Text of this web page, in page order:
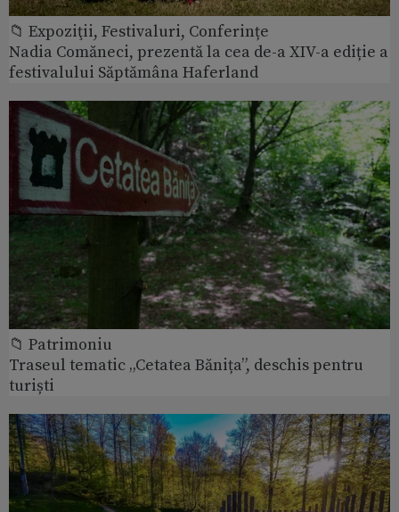
📁 Expoziţii, Festivaluri, Conferințe
Nadia Comăneci, prezentă la cea de-a XIV-a ediție a
festivalului Săptămâna Haferland
📁 Patrimoniu
Traseul tematic „Cetatea Bănița”, deschis pentru
turiști